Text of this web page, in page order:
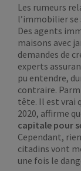
Les rumeurs
l’immobilier
Des agents
maisons avec
demandes de
experts
pu entendre,
contraire.
tête. Il est vrai
2020, affirme
capitale pour
Cependant,
citadins vont
une fois le